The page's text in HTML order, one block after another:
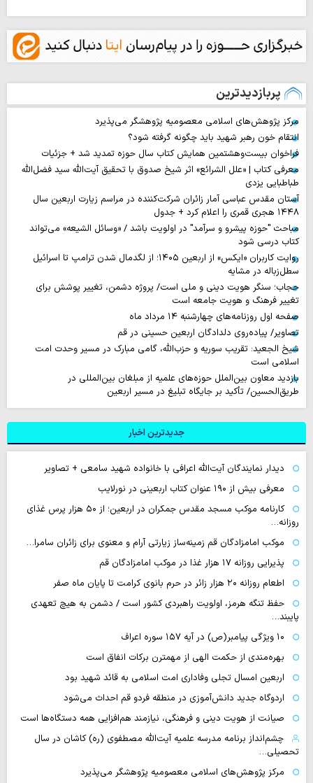
پربازدیدترین
مرکز پژوهش‌های اسلامی معصومیه پژوهشگر می‌پذیرد
انتقام خون رهبر شهید باید چگونه گرفته شود؟
فراخوان بیست‌وهشتمین همایش کتاب سال حوزه تمدید شد + جزئیات
معرفی کتاب | «علل الشرائع» اثر شیخ صدوق با تحقیق آیت‌الله سید فضل‌الله
طباطبایی یزدی
آستان مقدس عباسی آمار زائران شرکت‌کننده در مراسم زیارت اربعین سال
۱۴۴۸ هجری قمری را اعلام کرد + جدول
مباحث "حوزه پیشرو و سرآمد" در اولویت باشد / «وسائل الشیعه» می‌تواند
کتاب درسی شود
روایت‌ کاربران «ایکس» از اربعین ۱۴۰۵؛ از لگدمال شدن ترامپ تا اسرائیل
سطل‌زباله‌ در مشایه
حجاب؛ سنگر هویت دینی و ملی است/ پروژه دشمن، تغییر پوشش برای
تغییر فرهنگ و هویت جامعه است
صفحه اول روزنامه‌های چهارشنبه ۱۴ مرداد ماه
تصاویر/ پیاده‌روی دلدادگان اربعین حسینی در قم
شیخ الجعید: تقریب سوریه و حزب‌الله، گامی مبارک در مسیر وحدت امت
اسلامی است
بازدید معاون بین‌الملل حوزه‌های علمیه از مبلغان بین‌المللی در
طریق‌الحسین/ تأکید بر جایگاه تبلیغ در مسیر اربعین
جدیدترین اخبار
دیدار نمایندگان آیت‌الله اعرافی با خانواده شهید سامعی + تصاویر
معرفی بیش از ۱۹۰ عنوان کتاب اربعینی در نورلایب
کارنامه موکب مسجد مقدس جمکران در اربعین؛ از ۵۰ هزار پرس غذای
روزانه…
موکب امامزادگان قم زمینه‌ساز زیارتی آرام و معنوی برای زائران سامرا…
پذیرایی روزانه ۱۷ هزار غذا در موکب امامزادگان قم
اطعام روزانه ۲۰ هزار زائر در حرم بانوی کرامت تا پایان ماه صفر
حفظ تنگه هرمز، اولویت راهبردی کشور است / دشمن به هیچ تعهدی
پایبند…
۱۰ ویژگی پیامبر(ص) در آیه ۱۵۷ سوره اعراف
بهره‌مندی از حکمت الهی از مهمترن برکات انفاق است
اربعین امسال تجلی وفاداری امت اسلامی به قائد شهید بود
اردوگاه جدید دانش‌آموزی در منطقه فردو قم احداث می‌شود
صیانت از هویت دینی و فرهنگی، نیازمند هم‌افزایی همه دستگاه‌ها است
چشم‌انداز برنامه مدرسه علمیه آیت‌الله مصطفوی (ره) کاشان در سال
تحصیلی…
مرکز پژوهش‌های اسلامی معصومیه پژوهشگر می‌پذیرد